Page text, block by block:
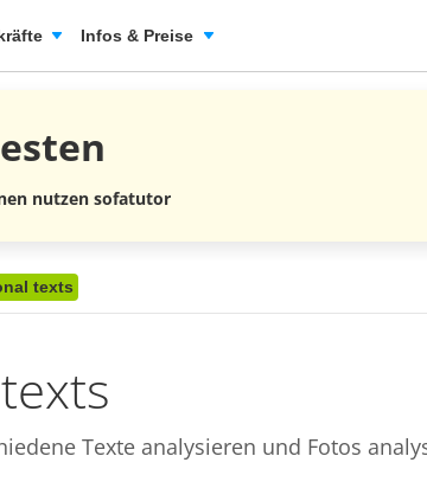
Infos & Preise
nutzen sofatutor
texts
Texte analysieren und Fotos